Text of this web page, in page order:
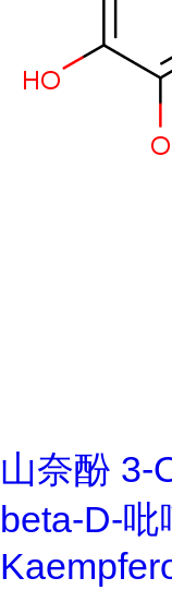
山奈酚 3-
beta-D-吡